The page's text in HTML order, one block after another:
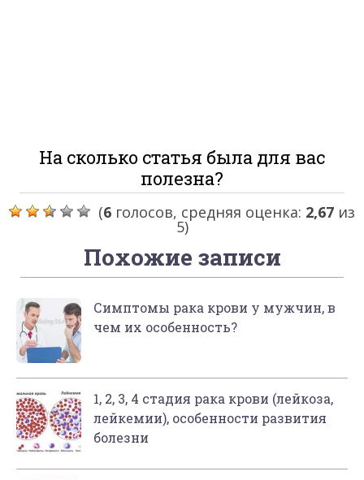
На сколько статья была для вас
полезна?
(6 голосов, средняя оценка: 2,67 из
5)
Похожие записи
Симптомы рака крови у мужчин, в
чем их особенность?
1, 2, 3, 4 стадия рака крови (лейкоза,
лейкемии), особенности развития
болезни